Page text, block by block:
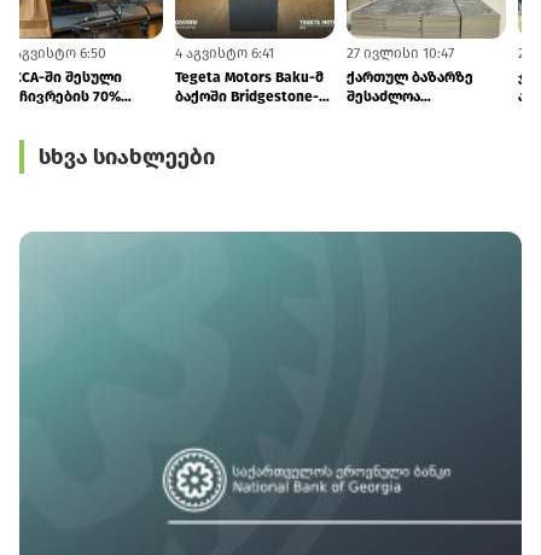
4 აგვისტო 6:50
GCCA-ში შესული
საჩივრების 70%
4 აგვისტო 6:41
Tegeta Motors Baku-მ
ბაქოში Bridgestone-
27 ივლისი 10:47
ქართულ ბაზარზე
შესაძლოა
სხვა სიახლეები